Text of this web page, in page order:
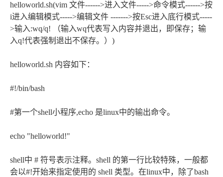
helloworld.sh(vim 文件------>进入文件----->命令模式------>按
i进入编辑模式----->编辑文件 ------->按Esc进入底行模式-----
>输入:wq/q! （输入wq代表写入内容并退出，即保存；输
入q!代表强制退出不保存。）)
helloworld.sh 内容如下：
#!/bin/bash
#第一个shell小程序,echo 是linux中的输出命令。
echo "helloworld!"
shell中 # 符号表示注释。shell 的第一行比较特殊，一般都
会以#!开始来指定使用的 shell 类型。在linux中，除了bash